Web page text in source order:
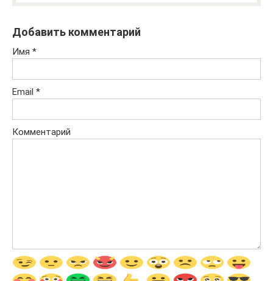
Добавить комментарий
Имя *
Email *
Комментарий